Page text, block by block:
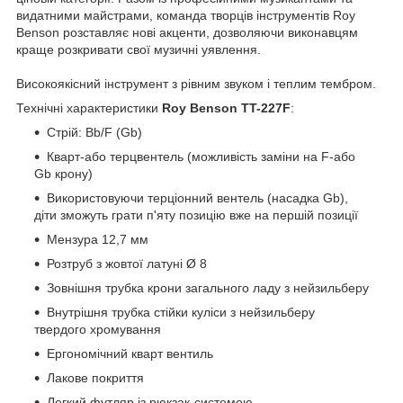
видатними майстрами, команда творців інструментів Roy
Benson розставляє нові акценти, дозволяючи виконавцям
краще розкривати свої музичні уявлення.
Високоякісний інструмент з рівним звуком і теплим тембром.
Технічні характеристики Roy Benson TT-227F:
Стрій: Bb/F (Gb)
Кварт-або терцвентель (можливість заміни на F-або
Gb крону)
Використовуючи терціонний вентель (насадка Gb),
діти зможуть грати п'яту позицію вже на першій позиції
Мензура 12,7 мм
Розтруб з жовтої латуні Ø 8
Зовнішня трубка крони загального ладу з нейзильберу
Внутрішня трубка стійки куліси з нейзильберу
твердого хромування
Ергономічний кварт вентиль
Лакове покриття